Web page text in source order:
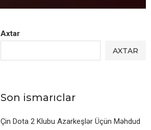
Axtar
AXTAR
Son ismarıclar
Çin Dota 2 Klubu Azarkeşlər Üçün Məhdud